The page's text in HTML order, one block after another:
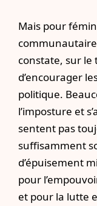
Mais pour
constate, sur le
d’encourager
politique.
l’imposture et
sentent pas
suffisamment
d’épuisement
pour
et pour la lutte